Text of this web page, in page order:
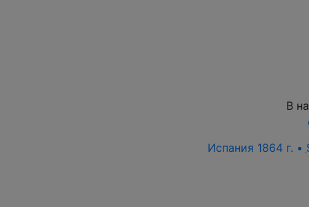
В
Испания 1864 г. •